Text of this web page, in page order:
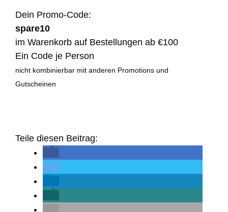
Dein Promo-Code:
spare10
im Warenkorb auf Bestellungen ab €100
Ein Code je Person
nicht kombinierbar mit anderen Promotions und
Gutscheinen
Teile diesen Beitrag: